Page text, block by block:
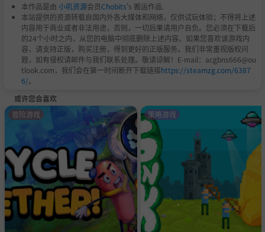
本作品是由 小叽资源会员Chobits's 搬运作品.
本站提供的资源转载自国内外各大媒体和网络，仅供试玩体验；不得将上述
内容用于商业或者非法用途，否则，一切后果请用户自负。您必须在下载后
的24个小时之内，从您的电脑中彻底删除上述内容。如果您喜欢该游戏内
容，请支持正版，购买注册，得到更好的正版服务。我们非常重视版权问
题，如有侵权请邮件与我们联系处理。敬请谅解！E-mail：acgbns666@ou
tlook.com，我们会在第一时间断开下载链接https://steamzg.com/6387
6/。
或许您会喜欢
冒险游戏 策略游戏